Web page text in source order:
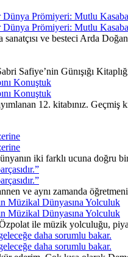
Prömiyeri: Mutlu
Prömiyeri: Mutlu
ve besteci Arda
Safiye’nin Günışığı
Konuştuk
Konuştuk
12. kitabınız.
iki farklı ucuna doğru
ve aynı zamanda
Müzikal Dünyasına Yolculuk
Müzikal Dünyasına Yolculuk
ile müzik yolculuğu,
daha sorumlu bakar.
daha sorumlu bakar.